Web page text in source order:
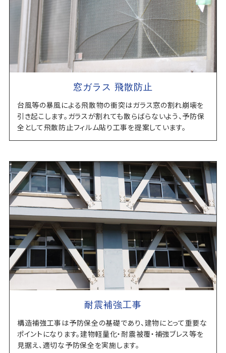
窓ガラス 飛散防止
台風等の暴風による飛散物の衝突はガラス窓の割れ崩壊を
引き起こします。ガラスが割れても散らばらないよう、予防保
全として飛散防止フィルム貼り工事を提案しています。
耐震補強工事
構造補強工事は予防保全の基礎であり、建物にとって重要な
ポイントになります。建物軽量化・耐震被覆・補強ブレス等を
見据え、適切な予防保全を実施します。